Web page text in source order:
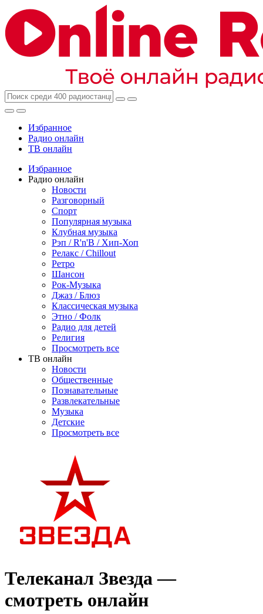
Избранное
Радио онлайн
ТВ онлайн
Избранное
Радио онлайн
Новости
Разговорный
Спорт
Популярная музыка
Клубная музыка
Рэп / R'n'B / Хип-Хоп
Релакс / Chillout
Ретро
Шансон
Рок-Музыка
Джаз / Блюз
Классическая музыка
Этно / Фолк
Радио для детей
Религия
Просмотреть все
ТВ онлайн
Новости
Общественные
Познавательные
Развлекательные
Музыка
Детские
Просмотреть все
Телеканал Звезда —
смотреть онлайн